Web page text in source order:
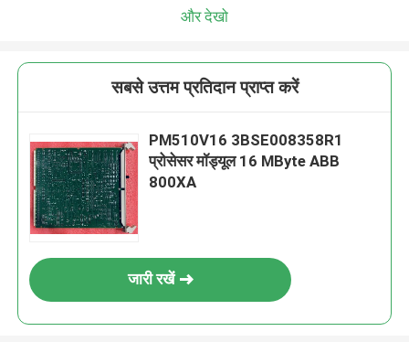
और देखो
सबसे उत्तम प्रतिदान प्राप्त करें
PM510V16 3BSE008358R1
प्रोसेसर मॉड्यूल 16 MByte ABB
800XA
जारी रखें